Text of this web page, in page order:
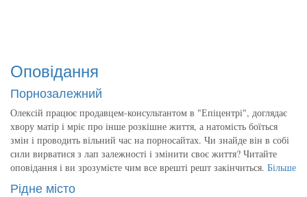
Оповідання
Порнозалежний
Олексій працює продавцем-консультантом в "Епіцентрі", доглядає
хвору матір і мріє про інше розкішне життя, а натомість боїться
змін і проводить вільний час на порносайтах. Чи знайде він в собі
сили вирватися з лап залежності і змінити своє життя? Читайте
оповідання і ви зрозумієте чим все врешті решт закінчиться. Більше
Рідне місто